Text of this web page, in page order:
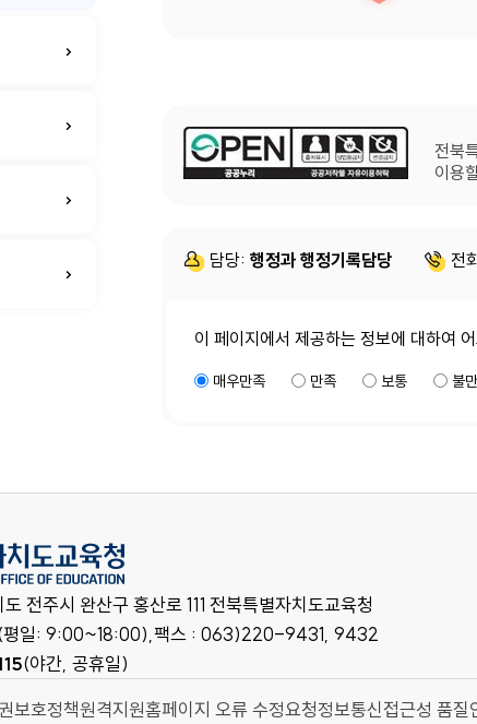
전북
이용
담당: 행정과 행정기록담당 전
이 페이지에서 제공하는 정보에 대하여
매우만족 만족 보통 불
전주시 완산구 홍산로 111 전북특별자치도교육청
평일: 9:00~18:00),팩스 : 063)220-9431, 9432
(야간, 공휴일)
보호정책원격지원홈페이지 오류 수정요청정보통신접근성 품질